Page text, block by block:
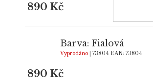
890 Kč
Barva: Fialová
Vyprodáno | 73804EAN: 73804
890 Kč